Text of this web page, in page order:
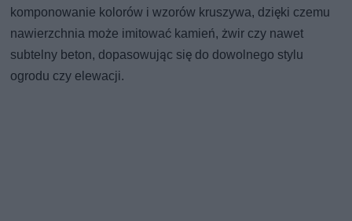
komponowanie kolorów i wzorów kruszywa, dzięki czemu
nawierzchnia może imitować kamień, żwir czy nawet
subtelny beton, dopasowując się do dowolnego stylu
ogrodu czy elewacji.